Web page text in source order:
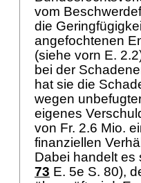
vom
die
angefochtenen
(siehe vorn E.
bei der
hat sie die
wegen
eigenes
von Fr. 2.6 Mio.
finanziellen
Dabei handelt es
73 E. 5e S. 80),